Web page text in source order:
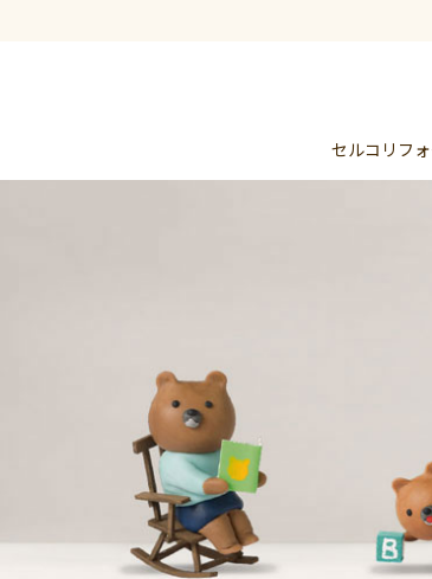
セルコリフ